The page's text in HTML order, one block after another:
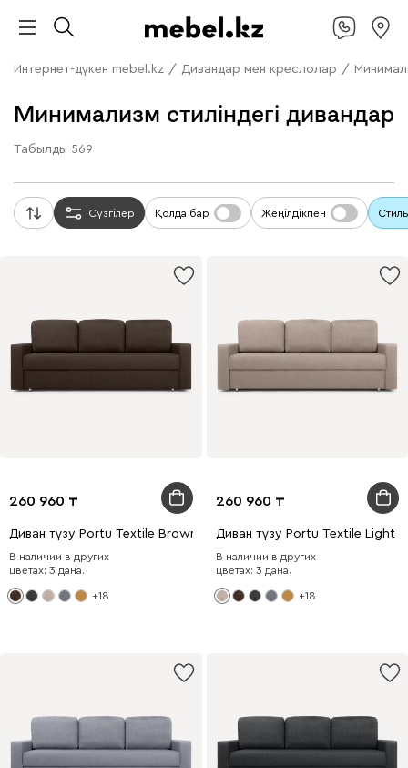
Интернет-дүкен mebel.kz / Дивандар мен креслолар /
Минимализм стиліндегі дивандар
Табылды 569
Сүзгілер Қолда бар Жеңілдікпен
260 960
Диван түзу Portu Textile Brown
В наличии в других
цветах: 3 дана.
+18
260 960
Диван түзу Portu Textile Light
В наличии в других
цветах: 3 дана.
+18